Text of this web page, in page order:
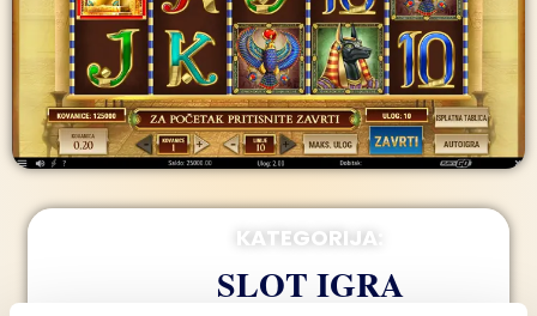
KATEGORIJA:
SLOT IGRA